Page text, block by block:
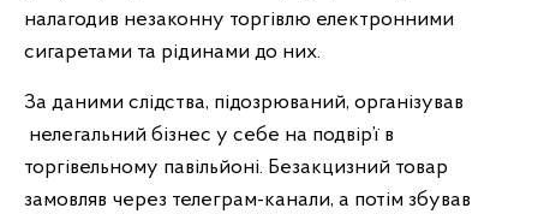
налагодив незаконну торгівлю електронними
сигаретами та рідинами до них.
За даними слідства, підозрюваний, організував
нелегальний бізнес у себе на подвір’ї в
торгівельному павільйоні. Безакцизний товар
замовляв через телеграм-канали, а потім збував